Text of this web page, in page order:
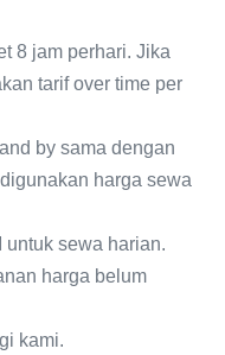
8 jam perhari. Jika
tarif over time per
by sama dengan
harga sewa
untuk sewa harian.
harga belum
kami.